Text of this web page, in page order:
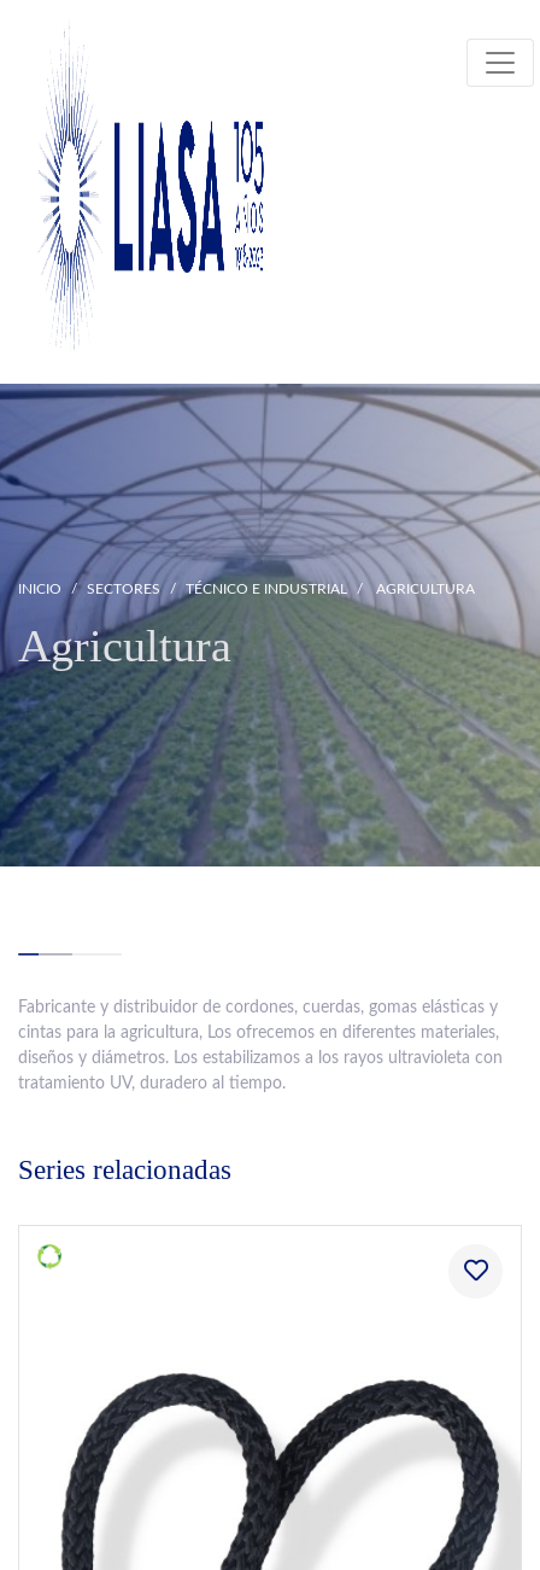
INICIO SECTORES TÉCNICO E INDUSTRIAL AGRICULTURA
Agricultura
Fabricante y distribuidor de cordones, cuerdas, gomas elásticas y
cintas para la agricultura, Los ofrecemos en diferentes materiales,
diseños y diámetros. Los estabilizamos a los rayos ultravioleta con
tratamiento UV, duradero al tiempo.
Series relacionadas